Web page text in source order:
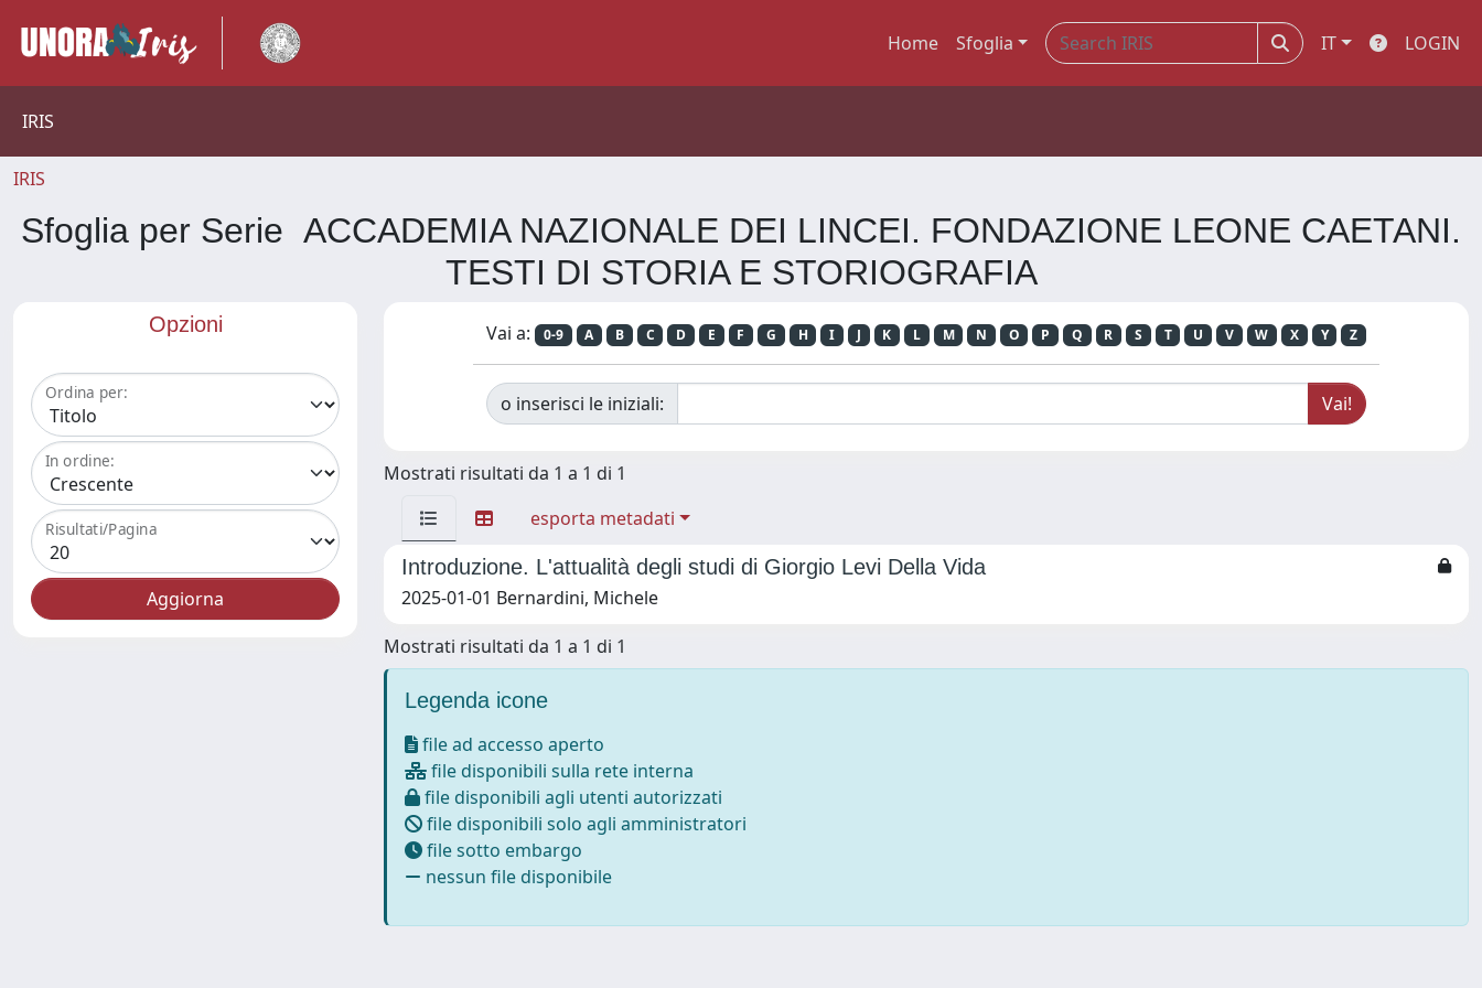
Home Sfoglia IT LOGIN
IRIS
IRIS
Sfoglia per Serie ACCADEMIA NAZIONALE DEI LINCEI. FONDAZIONE LEONE CAETANI.
TESTI DI STORIA E STORIOGRAFIA
Opzioni
Ordina per:
In ordine:
Risultati/Pagina
Vai a: 0-9 A B C D E F G H I J K L M N O P Q R S T U V W X Y Z
o inserisci le iniziali:
Mostrati risultati da 1 a 1 di 1
esporta metadati
Introduzione. L'attualità degli studi di Giorgio Levi Della Vida
2025-01-01 Bernardini, Michele
Mostrati risultati da 1 a 1 di 1
Legenda icone
file ad accesso aperto
file disponibili sulla rete interna
file disponibili agli utenti autorizzati
file disponibili solo agli amministratori
file sotto embargo
nessun file disponibile